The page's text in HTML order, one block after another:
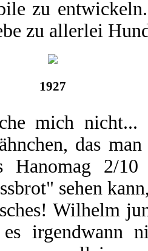
zu
zu allerlei
1927
mich nicht...
das man
Hanomag 2/10
sehen
Wilhelm
es irgendwann